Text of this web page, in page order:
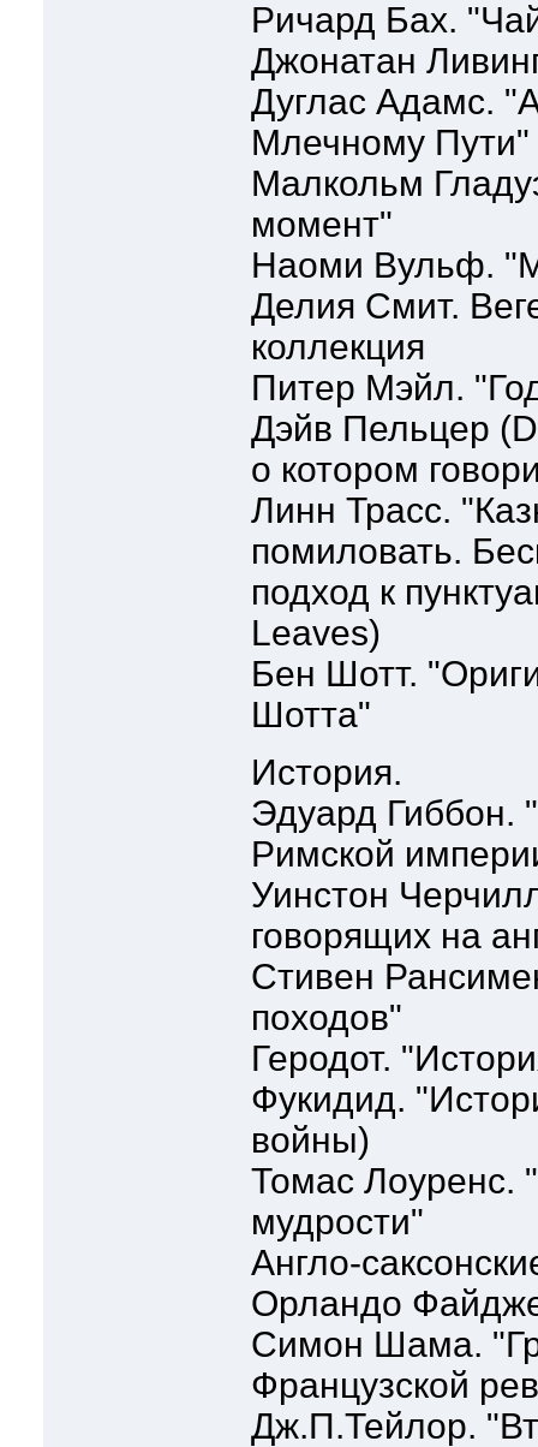
Ричард Бах.
Джонатан
Дуглас Адамс.
Млечному Пути"
Малкольм
момент"
Наоми Вульф.
Делия Смит.
коллекция
Питер Мэйл.
Дэйв Пельцер
о котором
Линн Трасс.
помиловать.
подход к
Leaves)
Бен Шотт.
Шотта"
История.
Эдуард Гиббон.
Римской
Уинстон
говорящих на
Стивен
походов"
Геродот.
Фукидид.
войны)
Томас Лоуренс.
мудрости"
Англо-
Орландо
Симон Шама.
Французской
Дж.П.Тейлор.